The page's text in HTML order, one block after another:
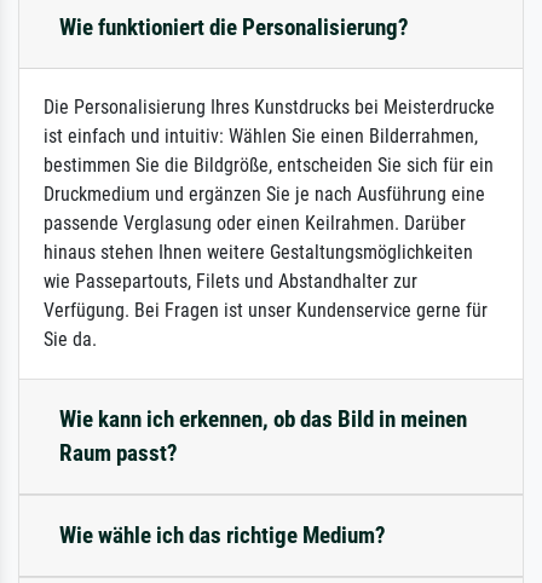
Wie funktioniert die Personalisierung?
Die Personalisierung Ihres Kunstdrucks bei Meisterdrucke
ist einfach und intuitiv: Wählen Sie einen Bilderrahmen,
bestimmen Sie die Bildgröße, entscheiden Sie sich für ein
Druckmedium und ergänzen Sie je nach Ausführung eine
passende Verglasung oder einen Keilrahmen. Darüber
hinaus stehen Ihnen weitere Gestaltungsmöglichkeiten
wie Passepartouts, Filets und Abstandhalter zur
Verfügung. Bei Fragen ist unser Kundenservice gerne für
Sie da.
Wie kann ich erkennen, ob das Bild in meinen
Raum passt?
Wie wähle ich das richtige Medium?